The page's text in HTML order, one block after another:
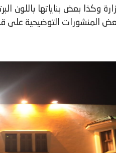
وكذا بعض بناياتها باللون
بعض المنشورات التوضيحية